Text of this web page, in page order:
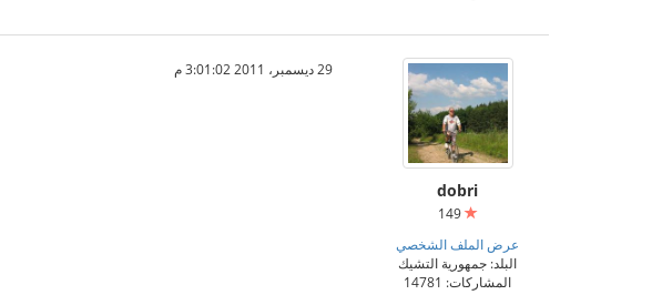
dobri
149
عرض الملف الشخصي
البلد: جمهورية التشيك
المشاركات: 14781
29 ديسمبر، 2011 3:01:02 م